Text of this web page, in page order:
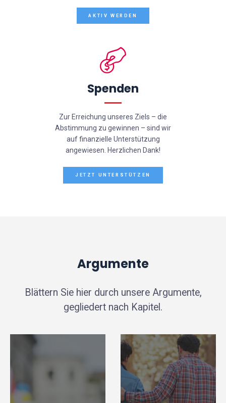
AKTIV WERDEN
Spenden
Zur Erreichung unseres Ziels – die
Abstimmung zu gewinnen – sind wir
auf finanzielle Unterstützung
angewiesen. Herzlichen Dank!
JETZT UNTERSTÜTZEN
Argumente
Blättern Sie hier durch unsere Argumente,
gegliedert nach Kapitel.